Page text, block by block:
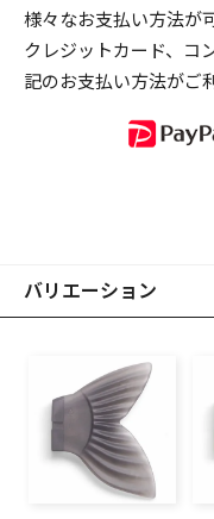
様々なお支払い方法が
クレジットカード、コ
記のお支払い方法がご
バリエーション